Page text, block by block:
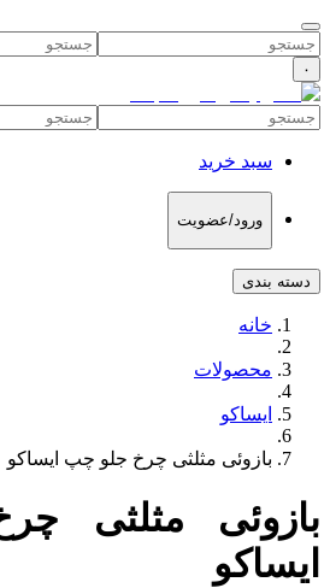
۰
سبد خرید
ورود/عضویت
دسته بندی
خانه
محصولات
ایساکو
بازوئی مثلثی چرخ جلو چپ ایساکو
بازوئی مثلثی
ایساکو